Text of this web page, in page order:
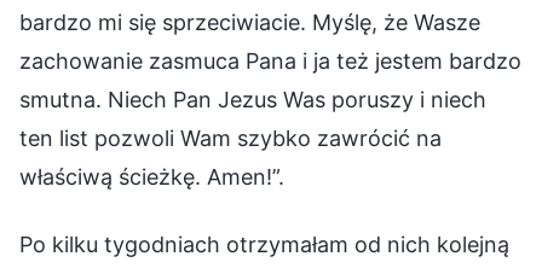
bardzo mi się sprzeciwiacie. Myślę, że Wasze
zachowanie zasmuca Pana i ja też jestem bardzo
smutna. Niech Pan Jezus Was poruszy i niech
ten list pozwoli Wam szybko zawrócić na
właściwą ścieżkę. Amen!”.
Po kilku tygodniach otrzymałam od nich kolejną